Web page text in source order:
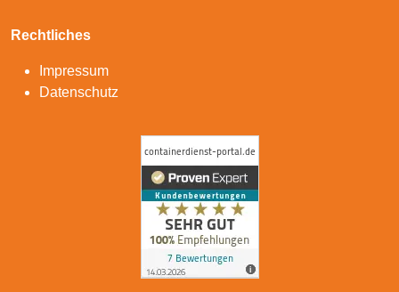
Rechtliches
Impressum
Datenschutz